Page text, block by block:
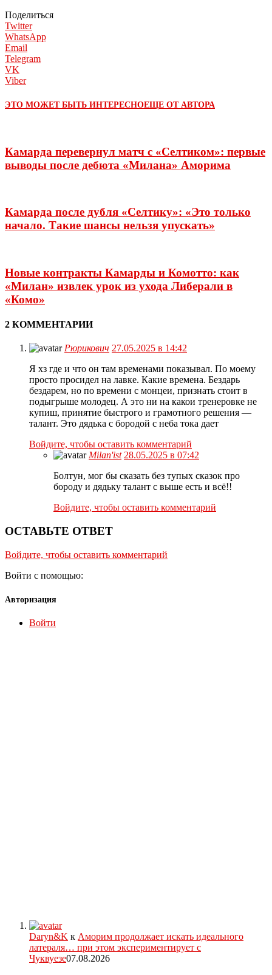
Поделиться
Twitter
WhatsApp
Email
Telegram
VK
Viber
ЭТО МОЖЕТ БЫТЬ ИНТЕРЕСНОЕЩЕ ОТ АВТОРА
Камарда перевернул матч с «Селтиком»: первые
выводы после дебюта «Милана» Аморима
Камарда после дубля «Селтику»: «Это только
начало. Такие шансы нельзя упускать»
Новые контракты Камарды и Комотто: как
«Милан» извлек урок из ухода Либерали в
«Комо»
2 КОММЕНТАРИИ
Рюрикович 27.05.2025 в 14:42
Я хз где и что он там временами показывал. По моему
просто просидел на лавке. Какие времена. Бездарь
бездарем, но по времени с монцеи, признать стоит в
подыгрыше молодец. А это ни на какои тренеровке не
купиш, принятие быстрого и грамотного решения —
талант. Это дядька с бородой с неба тока дает
Войдите, чтобы оставить комментарий
Milan'ist 28.05.2025 в 07:42
Болтун, мог бы сказать без тупых сказок про
бороду и дядьку талант с выше есть и всё!!
Войдите, чтобы оставить комментарий
ОСТАВЬТЕ ОТВЕТ
Войдите, чтобы оставить комментарий
Войти с помощью:
Авторизация
Войти
Daryn&K к Аморим продолжает искать идеального
латераля… при этом экспериментирует с
Чуквуезе07.08.2026